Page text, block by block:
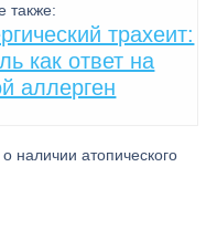
также:
трахеит:
как ответ на
аллерген
наличии атопического